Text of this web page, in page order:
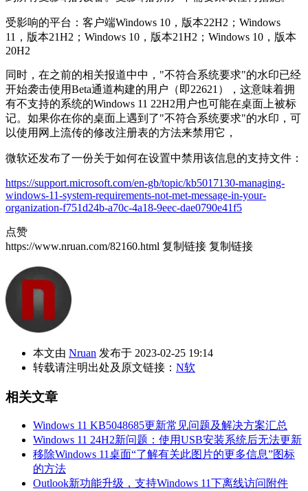
受影响的平台：客户端Windows 10，版本22H2；Windows
11，版本21H2；Windows 10，版本21H2；Windows 10，版本
20H2
同时，在之前的相关报道中中，"不符合系统要求"的水印已经
开始袭击使用Beta通道构建的用户（即22621），这意味着拥
有不支持的系统的Windows 11 22H2用户也可能在桌面上被标
记。如果你在你的桌面上遇到了"不符合系统要求"的水印，可
以使用网上流传的修改注册表的方法来禁用它，
微软还发布了一份关于如何在设置中禁用该信息的支持文件：
https://support.microsoft.com/en-gb/topic/kb5017130-managing-
windows-11-system-requirements-not-met-message-in-your-
organization-f751d24b-a70c-4a18-9eec-dae0790e41f5
点赞
https://www.nruan.com/82160.html 复制链接 复制链接
本文由 Nruan 发布于 2023-02-25 19:14
转载请注明出处及原文链接： N软
相关文章
Windows 11 KB5048685更新常见问题及解决方案汇总
Windows 11 24H2新问题：使用USB安装系统后无法更新
移除Windows 11桌面“了解有关此图片的更多信息”图标
的方法
Outlook新功能升级，支持Windows 11下离线访问附件